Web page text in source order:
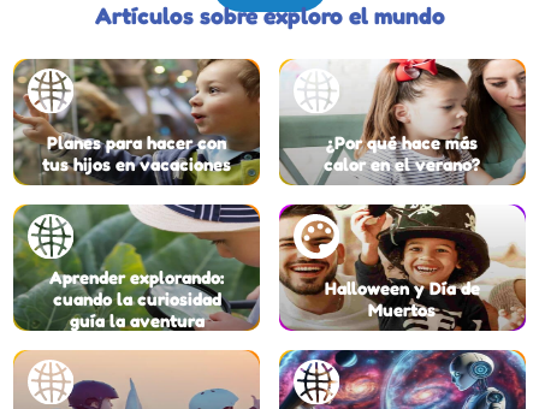
Artículos sobre exploro el mundo
Planes para hacer con
tus hijos en vacaciones
¿Por qué hace más
calor en el verano?
Aprender explorando:
cuando la curiosidad
guía la aventura
Halloween y Día de
Muertos